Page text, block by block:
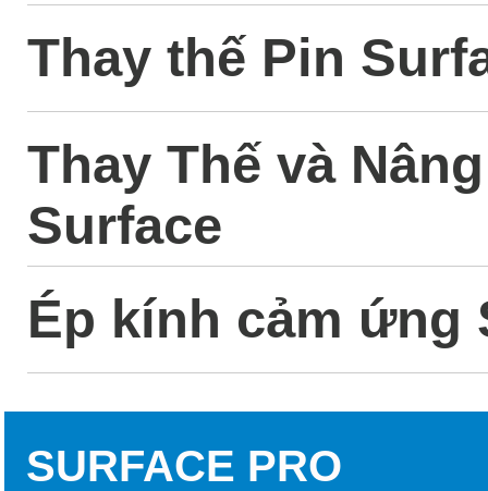
Thay thế Pin
Thay Thế và
Surface
Ép kính cảm ứng
SURFACE PRO